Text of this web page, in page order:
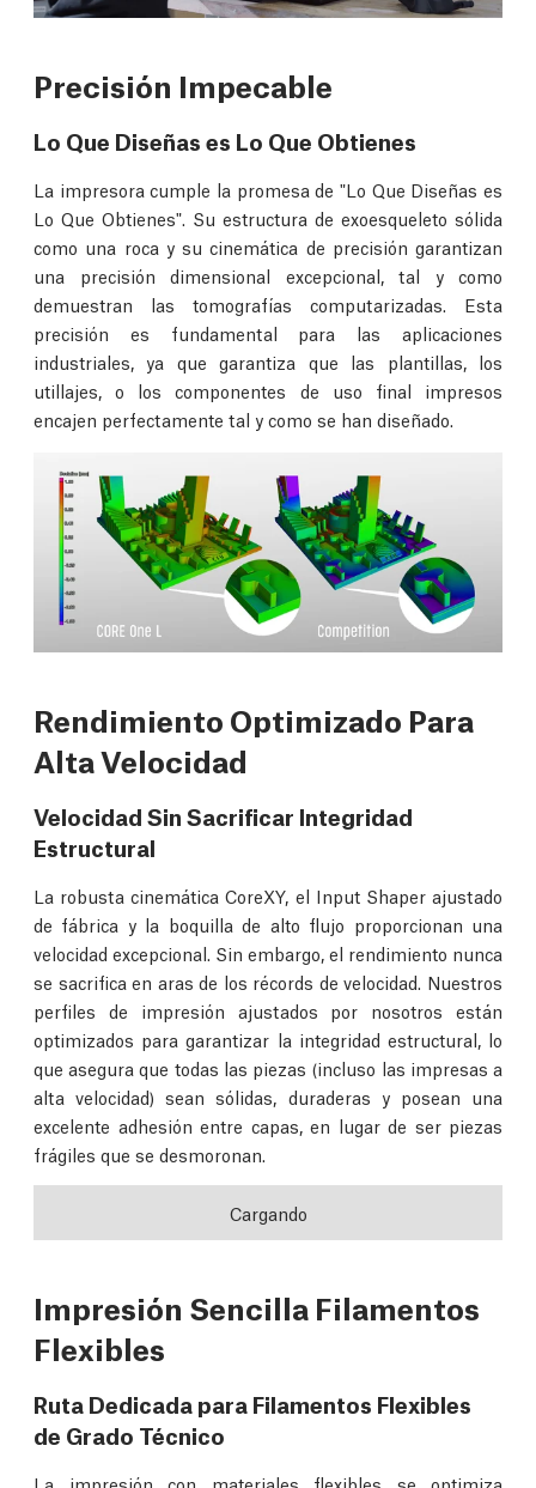
Precisión Impecable
Lo Que Diseñas es Lo Que Obtienes
La impresora cumple la promesa de "Lo Que Diseñas es
Lo Que Obtienes". Su estructura de exoesqueleto sólida
como una roca y su cinemática de precisión garantizan
una precisión dimensional excepcional, tal y como
demuestran las tomografías computarizadas. Esta
precisión es fundamental para las aplicaciones
industriales, ya que garantiza que las plantillas, los
utillajes, o los componentes de uso final impresos
encajen perfectamente tal y como se han diseñado.
Rendimiento Optimizado Para
Alta Velocidad
Velocidad Sin Sacrificar Integridad
Estructural
La robusta cinemática CoreXY, el Input Shaper ajustado
de fábrica y la boquilla de alto flujo proporcionan una
velocidad excepcional. Sin embargo, el rendimiento nunca
se sacrifica en aras de los récords de velocidad. Nuestros
perfiles de impresión ajustados por nosotros están
optimizados para garantizar la integridad estructural, lo
que asegura que todas las piezas (incluso las impresas a
alta velocidad) sean sólidas, duraderas y posean una
excelente adhesión entre capas, en lugar de ser piezas
frágiles que se desmoronan.
Cargando
Impresión Sencilla Filamentos
Flexibles
Ruta Dedicada para Filamentos Flexibles
de Grado Técnico